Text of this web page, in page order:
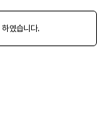
하였습니다.